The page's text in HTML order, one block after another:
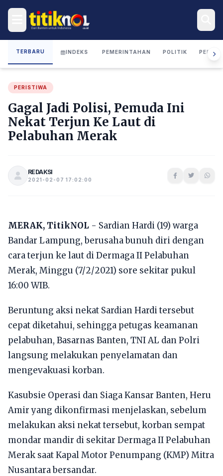
TERBARU INDEKS PEMERINTAHAN POLITIK
PERISTIWA
Gagal Jadi Polisi, Pemuda Ini
Nekat Terjun Ke Laut di
Pelabuhan Merak
REDAKSI
2021-02-07 17:02:00
MERAK, TitikNOL - Sardian Hardi (19) warga
Bandar Lampung, berusaha bunuh diri dengan
cara terjun ke laut di Dermaga II Pelabuhan
Merak, Minggu (7/2/2021) sore sekitar pukul
16:00 WIB.
Beruntung aksi nekat Sardian Hardi tersebut
cepat diketahui, sehingga petugas keamanan
pelabuhan, Basarnas Banten, TNI AL dan Polri
langsung melakukan penyelamatan dan
mengevakuasi korban.
Kasubsie Operasi dan Siaga Kansar Banten, Heru
Amir yang dikonfirmasi menjelaskan, sebelum
melakukan aksi nekat tersebut, korban sempat
mondar mandir di sekitar Dermaga II Pelabuhan
Merak saat Kapal Motor Penumpang (KMP) Mitra
Nusantara bersandar.